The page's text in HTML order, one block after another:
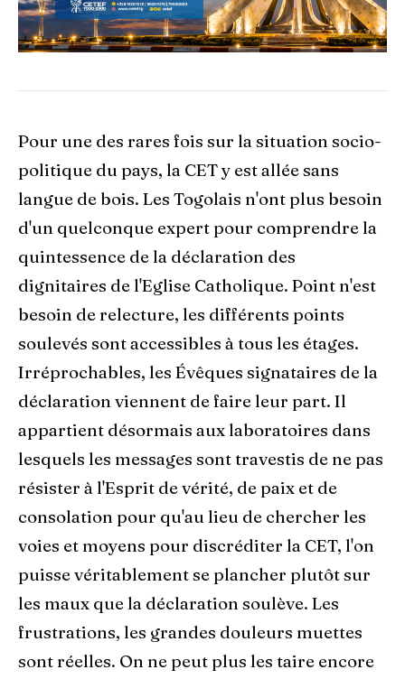
Pour une des rares fois sur la situation socio-
politique du pays, la CET y est allée sans
langue de bois. Les Togolais n'ont plus besoin
d'un quelconque expert pour comprendre la
quintessence de la déclaration des
dignitaires de l'Eglise Catholique. Point n'est
besoin de relecture, les différents points
soulevés sont accessibles à tous les étages.
Irréprochables, les Évêques signataires de la
déclaration viennent de faire leur part. Il
appartient désormais aux laboratoires dans
lesquels les messages sont travestis de ne pas
résister à l'Esprit de vérité, de paix et de
consolation pour qu'au lieu de chercher les
voies et moyens pour discréditer la CET, l'on
puisse véritablement se plancher plutôt sur
les maux que la déclaration soulève. Les
frustrations, les grandes douleurs muettes
sont réelles. On ne peut plus les taire encore